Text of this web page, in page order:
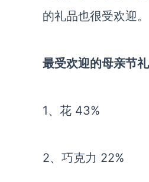
的礼品也很受欢迎。
最受欢迎的母亲节
1、花 43%
2、巧克力 22%